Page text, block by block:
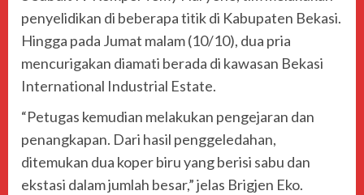
penyelidikan di beberapa titik di Kabupaten Bekasi.
Hingga pada Jumat malam (10/10), dua pria
mencurigakan diamati berada di kawasan Bekasi
International Industrial Estate.
“Petugas kemudian melakukan pengejaran dan
penangkapan. Dari hasil penggeledahan,
ditemukan dua koper biru yang berisi sabu dan
ekstasi dalam jumlah besar,” jelas Brigjen Eko.